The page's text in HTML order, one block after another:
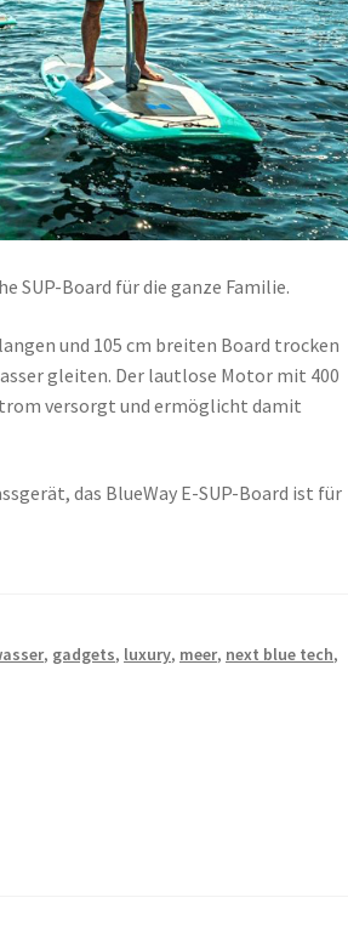
SUP-Board für die ganze Familie.
und 105 cm breiten Board trocken
gleiten. Der lautlose Motor mit 400
versorgt und ermöglicht damit
das BlueWay E-SUP-Board ist für
, gadgets, luxury, meer, next blue tech,